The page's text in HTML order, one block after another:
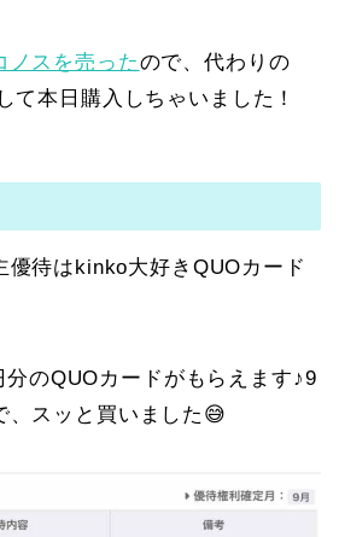
ノスを売ったので、代わりの
て本日購入しちゃいました！
優待はkinko大好きQUOカード
のQUOカードがもらえます♪9
、スッと買いました😅